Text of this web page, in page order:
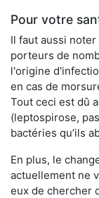
Pour votre
Il faut aussi
porteurs de
l'origine
en cas de
Tout ceci est dû
(leptospirose,
bactéries qu’ils
En plus, le
actuellement ne
eux de chercher